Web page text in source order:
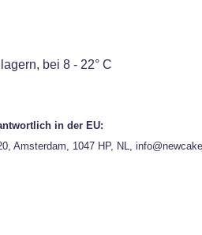
bei 8 - 22° C
in der EU:
Amsterdam, 1047 HP, NL,